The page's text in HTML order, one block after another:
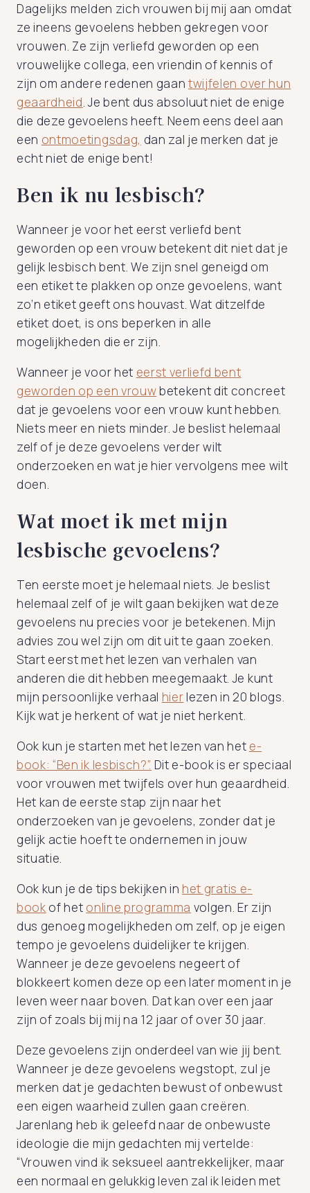
Dagelijks melden zich vrouwen bij mij aan omdat
ze ineens gevoelens hebben gekregen voor
vrouwen. Ze zijn verliefd geworden op een
vrouwelijke collega, een vriendin of kennis of
zijn om andere redenen gaantwijfelen over hun
geaardheid. Je bent dus absoluut niet de enige
die deze gevoelens heeft. Neem eens deel aan
een ontmoetingsdag, dan zal je merken dat je
echt niet de enige bent!
Ben ik nu lesbisch?
Wanneer je voor het eerst verliefd bent
geworden op een vrouw betekent dit niet dat je
gelijk lesbisch bent. We zijn snel geneigd om
een etiket te plakken op onze gevoelens, want
zo’n etiket geeft ons houvast. Wat ditzelfde
etiket doet, is ons beperken in alle
mogelijkheden die er zijn.
Wanneer je voor het eerst verliefd bent
geworden op een vrouwbetekent dit concreet
dat je gevoelens voor een vrouw kunt hebben.
Niets meer en niets minder. Je beslist helemaal
zelf of je deze gevoelens verder wilt
onderzoeken en wat je hier vervolgens mee wilt
doen.
Wat moet ik met mijn
lesbische gevoelens?
Ten eerste moet je helemaal niets. Je beslist
helemaal zelf of je wilt gaan bekijken wat deze
gevoelens nu precies voor je betekenen. Mijn
advies zou wel zijn om dit uit te gaan zoeken.
Start eerst met het lezen van verhalen van
anderen die dit hebben meegemaakt. Je kunt
mijn persoonlijke verhaal hierlezen in 20 blogs.
Kijk wat je herkent of wat je niet herkent.
Ook kun je starten met het lezen van het e-
book: “Ben ik lesbisch?”. Dit e-book is er speciaal
voor vrouwen met twijfels over hun geaardheid.
Het kan de eerste stap zijn naar het
onderzoeken van je gevoelens, zonder dat je
gelijk actie hoeft te ondernemen in jouw
situatie.
Ook kun je de tips bekijken in het gratis e-
book of het online programma volgen. Er zijn
dus genoeg mogelijkheden om zelf, op je eigen
tempo je gevoelens duidelijker te krijgen.
Wanneer je deze gevoelens negeert of
blokkeert komen deze op een later moment in je
leven weer naar boven. Dat kan over een jaar
zijn of zoals bij mij na 12 jaar of over 30 jaar.
Deze gevoelens zijn onderdeel van wie jij bent.
Wanneer je deze gevoelens wegstopt, zul je
merken dat je gedachten bewust of onbewust
een eigen waarheid zullen gaan creëren.
Jarenlang heb ik geleefd naar de onbewuste
ideologie die mijn gedachten mij vertelde:
“Vrouwen vind ik seksueel aantrekkelijker, maar
een normaal en gelukkig leven zal ik leiden met